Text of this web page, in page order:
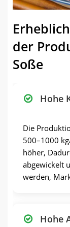
der
Soße
Hohe
Die
500–1000
höher,
abgewickelt
werden,
Hohe